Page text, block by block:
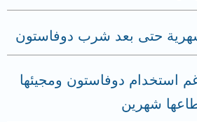
حتى بعد شرب دوفاستون
استخدام دوفاستون ومجيئها
شهرين